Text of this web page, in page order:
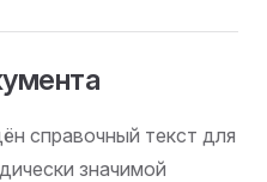
справочный текст для
значимой